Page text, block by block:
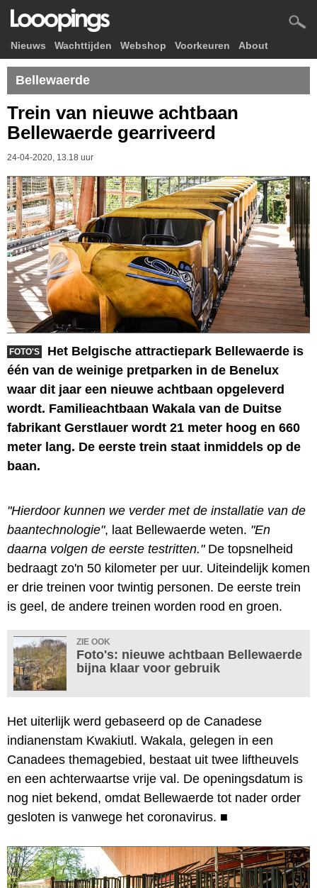
Nieuws Wachttijden Webshop Voorkeuren About
Bellewaerde
Trein van nieuwe achtbaan
Bellewaerde gearriveerd
24-04-2020, 13.18 uur
FOTO'S
Het Belgische attractiepark Bellewaerde is
één van de weinige pretparken in de Benelux
waar dit jaar een nieuwe achtbaan opgeleverd
wordt. Familieachtbaan Wakala van de Duitse
fabrikant Gerstlauer wordt 21 meter hoog en 660
meter lang. De eerste trein staat inmiddels op de
baan.
"Hierdoor kunnen we verder met de installatie van de
baantechnologie", laat Bellewaerde weten. "En
daarna volgen de eerste testritten."De topsnelheid
bedraagt zo'n 50 kilometer per uur. Uiteindelijk komen
er drie treinen voor twintig personen. De eerste trein
is geel, de andere treinen worden rood en groen.
ZIE OOK
Foto's: nieuwe achtbaan Bellewaerde
bijna klaar voor gebruik
Het uiterlijk werd gebaseerd op de Canadese
indianenstam Kwakiutl. Wakala, gelegen in een
Canadees themagebied, bestaat uit twee liftheuvels
en een achterwaartse vrije val. De openingsdatum is
nog niet bekend, omdat Bellewaerde tot nader order
gesloten is vanwege het coronavirus. ■